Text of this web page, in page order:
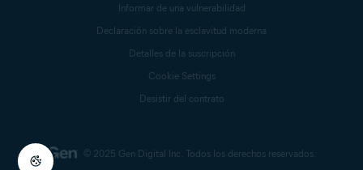
© 2025 Gen Digital Inc. Todos los derechos reservados.
Informar de una vulnerabilidad
Declaración sobre la esclavitud moderna
Detalles de la suscripción
Cookie Settings
Desistir del contrato